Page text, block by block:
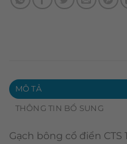
MÔ TẢ
THÔNG TIN BỔ SUNG
Gạch bông cổ điển CTS